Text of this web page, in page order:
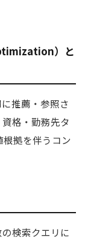
）と
推薦・参照さ
格・勤務先タ
拠を伴うコン
検索クエリに